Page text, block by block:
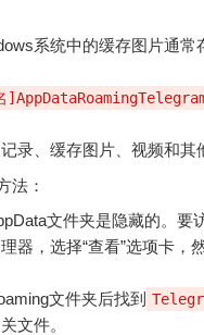
系统中的缓存图片通常
录、缓存图片、视频和其
法：
文件夹是隐藏的。要
器，选择“查看”选项卡，
文件夹后找到
文件。